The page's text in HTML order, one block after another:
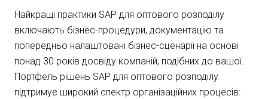
Найкращі практики SAP для оптового розподілу
включають бізнес-процедури, документацію та
попередньо налаштовані бізнес-сценарії на основі
понад 30 років досвіду компаній, подібних до вашої.
Портфель рішень SAP для оптового розподілу
підтримує широкий спектр організаційних процесів: